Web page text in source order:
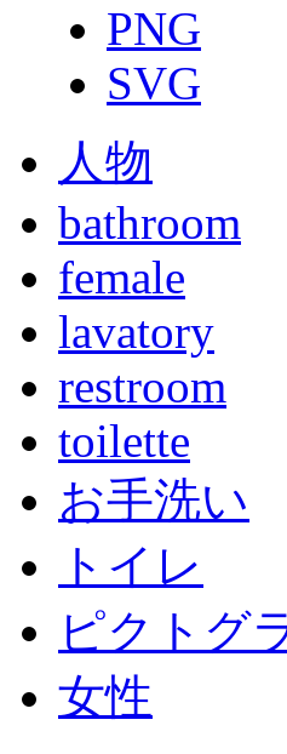
PNG
SVG
人物
bathroom
female
lavatory
restroom
toilette
お手洗い
トイレ
ピクトグ
女性